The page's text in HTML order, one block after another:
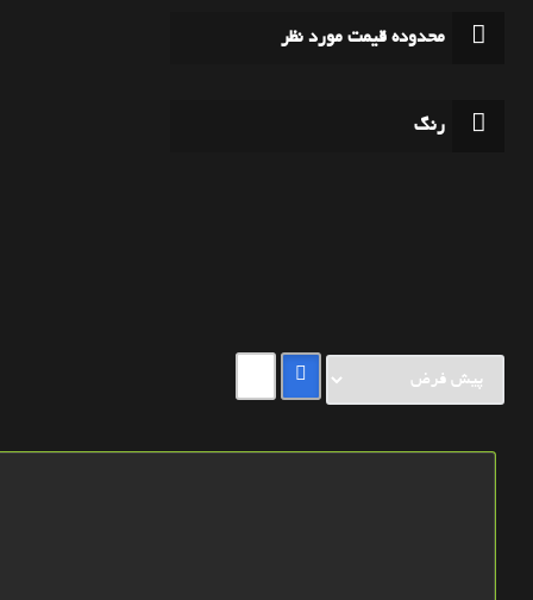
محدوده قیمت مورد نظر
رنگ